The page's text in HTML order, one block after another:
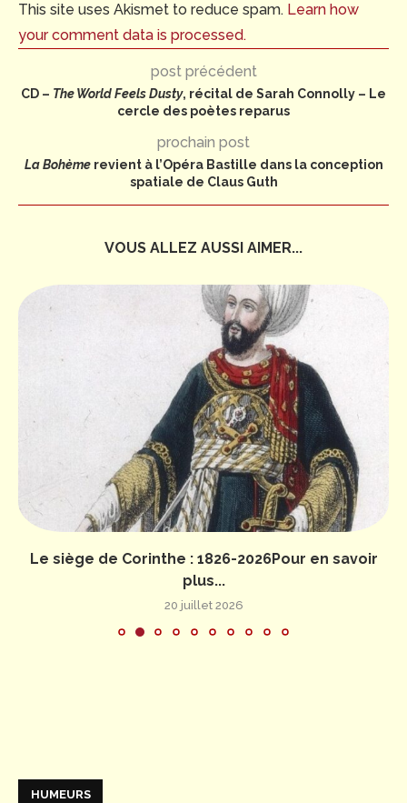
This site uses Akismet to reduce spam. Learn how
your comment data is processed.
post précédent
CD – The World Feels Dusty, récital de Sarah Connolly – Le
cercle des poètes reparus
prochain post
La Bohèmerevient à l’Opéra Bastille dans la conception
spatiale de Claus Guth
VOUS ALLEZ AUSSI AIMER...
Le siège de Corinthe : 1826-2026Pour en savoir
plus...
20 juillet 2026
HUMEURS